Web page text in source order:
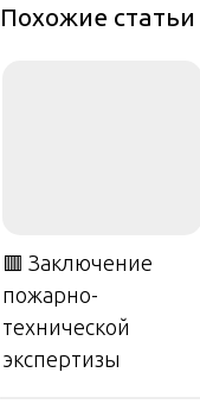
Похожие статьи
🟥 Заключение
пожарно-
технической
экспертизы